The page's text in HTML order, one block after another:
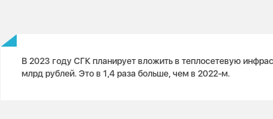
В 2023 году СГК планирует вложить в теплосетевую
млрд рублей. Это в 1,4 раза больше, чем в 2022-м.